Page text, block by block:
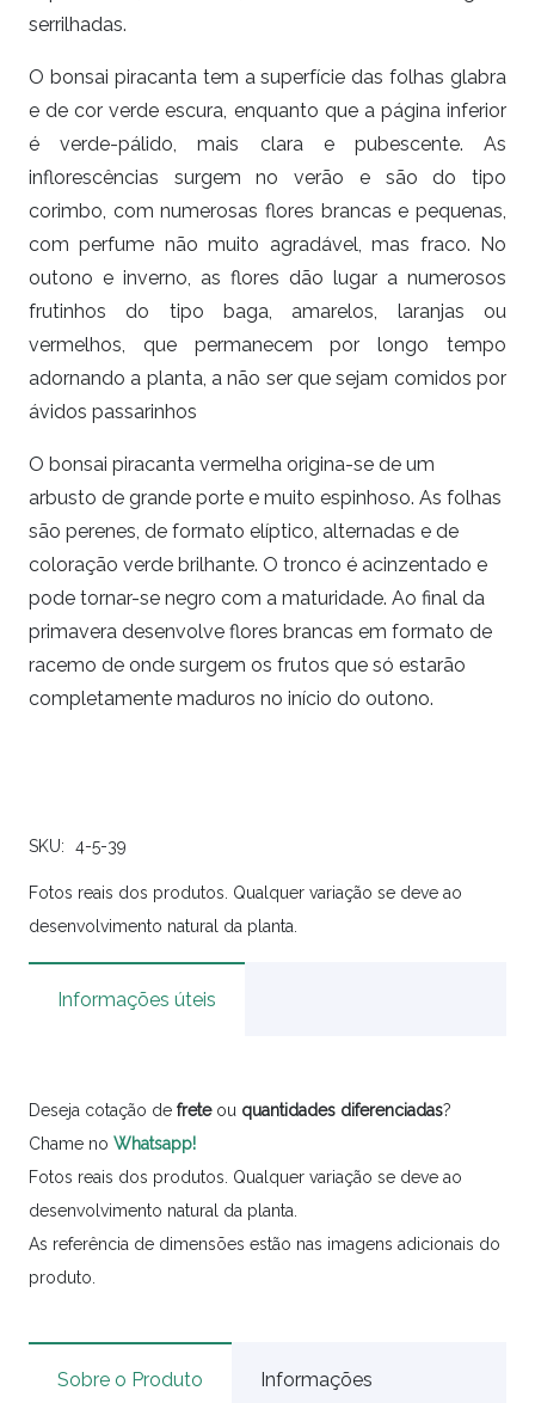
serrilhadas.
O bonsai piracanta tem a superfície das folhas glabra
e de cor verde escura, enquanto que a página inferior
é verde-pálido, mais clara e pubescente. As
inflorescências surgem no verão e são do tipo
corimbo, com numerosas flores brancas e pequenas,
com perfume não muito agradável, mas fraco. No
outono e inverno, as flores dão lugar a numerosos
frutinhos do tipo baga, amarelos, laranjas ou
vermelhos, que permanecem por longo tempo
adornando a planta, a não ser que sejam comidos por
ávidos passarinhos
O bonsai piracanta vermelha origina-se de um
arbusto de grande porte e muito espinhoso. As folhas
são perenes, de formato elíptico, alternadas e de
coloração verde brilhante. O tronco é acinzentado e
pode tornar-se negro com a maturidade. Ao final da
primavera desenvolve flores brancas em formato de
racemo de onde surgem os frutos que só estarão
completamente maduros no início do outono.
SKU: 4-5-39
Fotos reais dos produtos. Qualquer variação se deve ao
desenvolvimento natural da planta.
Informações úteis
Deseja cotação de freteou quantidades diferenciadas?
Chame no Whatsapp!
Fotos reais dos produtos. Qualquer variação se deve ao
desenvolvimento natural da planta.
As referência de dimensões estão nas imagens adicionais do
produto.
Sobre o Produto Informações